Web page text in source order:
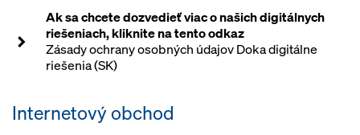
Ak sa chcete dozvedieť viac o našich digitálnych
riešeniach, kliknite na tento odkaz
Zásady ochrany osobných údajov Doka digitálne
riešenia (SK)
Internetový obchod